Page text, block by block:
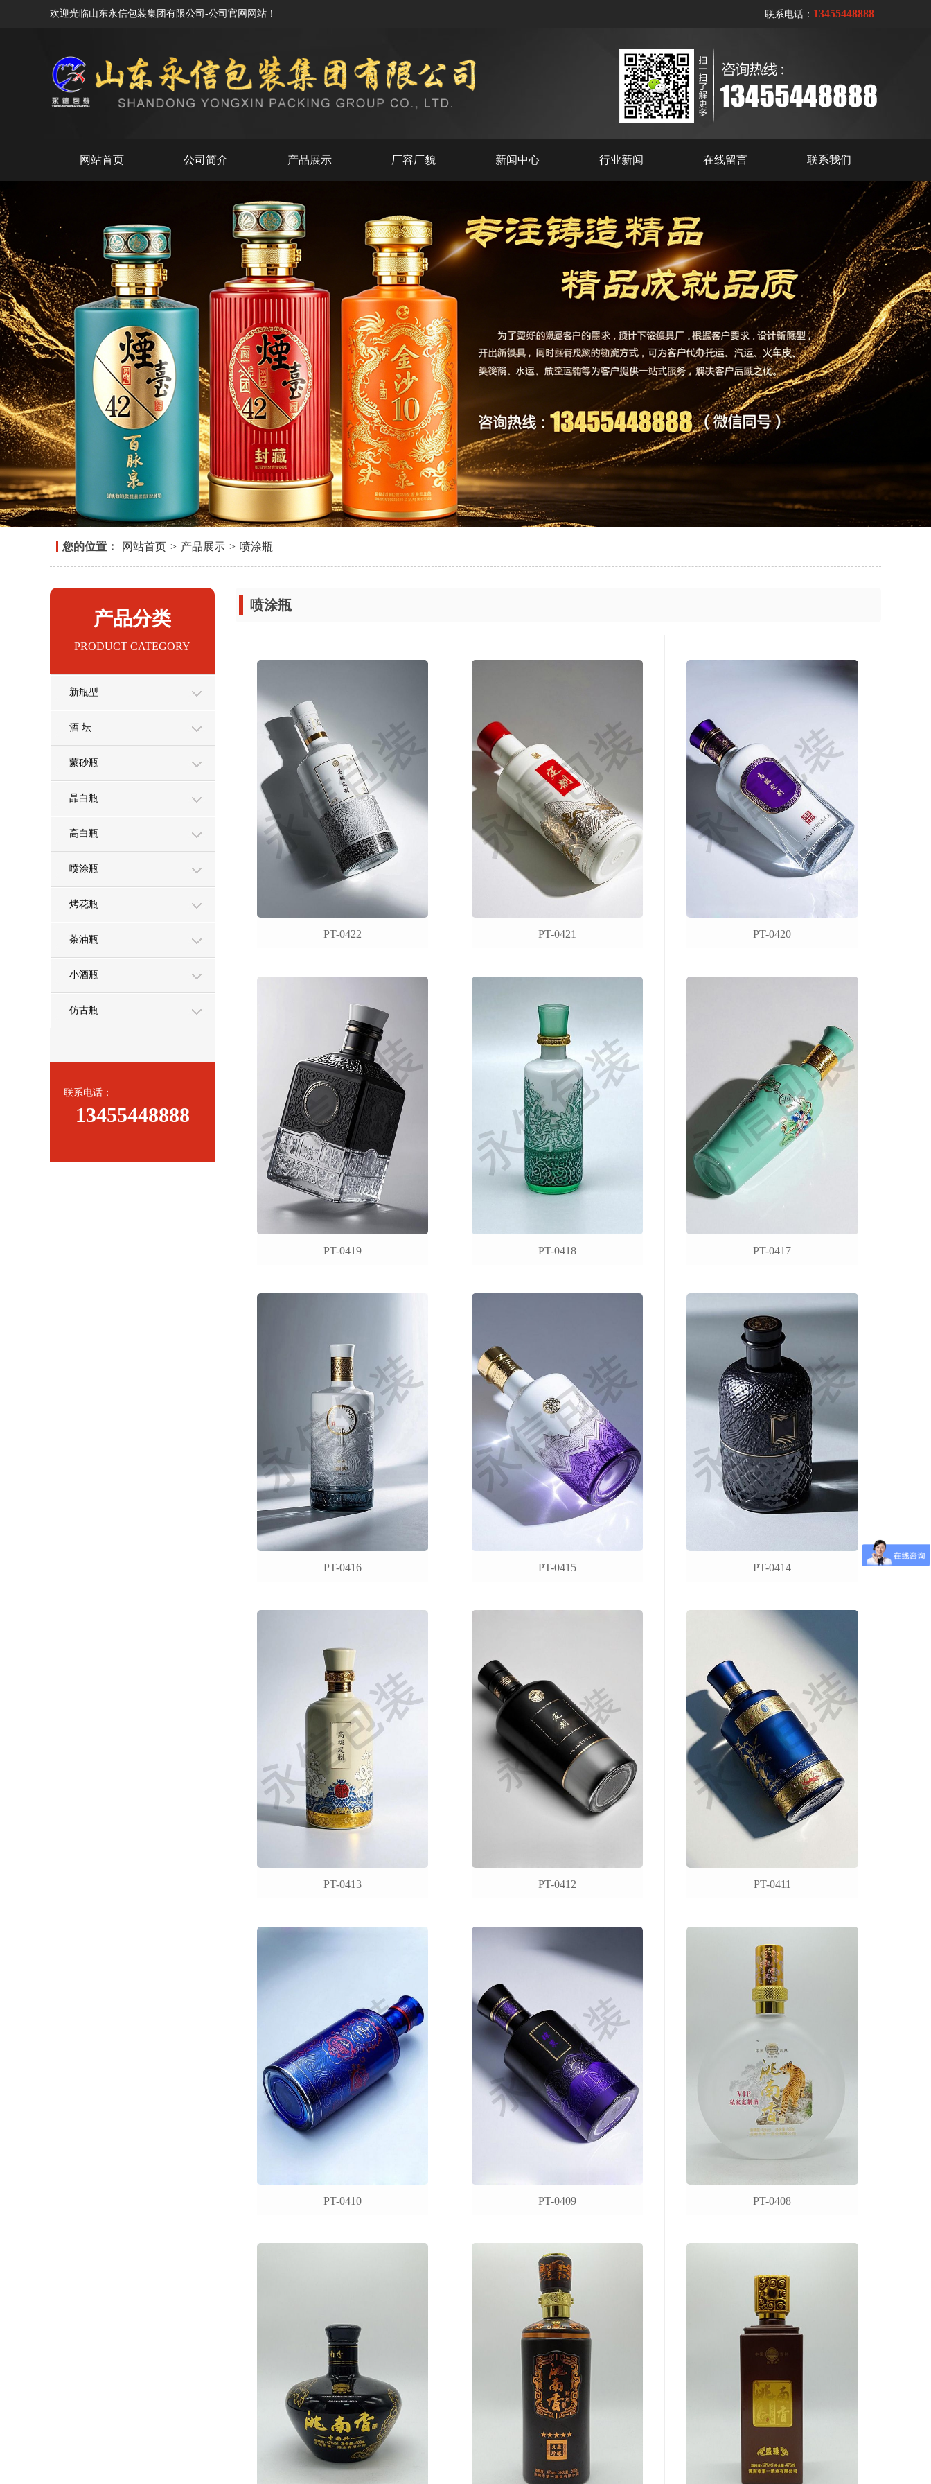
欢迎光临山东永信包装集团有限公司-公司官网网站！ 联系电话： 13455448888
网站首页 公司简介 产品展示 厂容厂貌 新闻中心 行业新闻 在线留言 联系我们
您的位置： 网站首页 > 产品展示 > 喷涂瓶
产品分类
PRODUCT CATEGORY
新瓶型
酒 坛
蒙砂瓶
晶白瓶
高白瓶
喷涂瓶
烤花瓶
茶油瓶
小酒瓶
仿古瓶
联系电话：
13455448888
喷涂瓶
PT-0422
PT-0419
PT-0416
PT-0413
PT-0410
PT-0421
PT-0418
PT-0415
PT-0412
PT-0409
PT-0420
PT-0417
PT-0414
PT-0411
PT-0408